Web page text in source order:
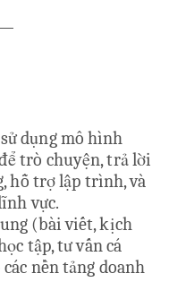
dụng mô hình
trò chuyện, trả lời
hỗ trợ lập trình, và
vực.
(bài viết, kịch
tập, tư vấn cá
nền tảng doanh